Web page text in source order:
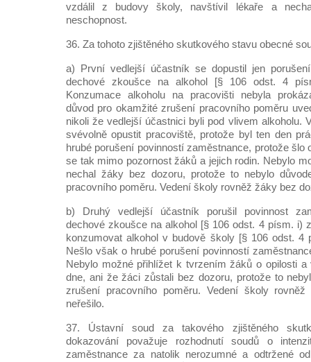
vzdálil z budovy školy, navštívil lékaře a
neschopnost.
36. Za tohoto zjištěného skutkového stavu obecné
a) První vedlejší účastník se dopustil jen
dechové zkoušce na alkohol [§ 106 odst. 4
Konzumace alkoholu na pracovišti nebyla
důvod pro okamžité zrušení pracovního poměru
nikoli že vedlejší účastnici byli pod vlivem alkoholu.
svévolně opustit pracoviště, protože byl ten den
hrubé porušení povinností zaměstnance, protože šlo
se tak mimo pozornost žáků a jejich rodin. Nebylo
nechal žáky bez dozoru, protože to nebylo
pracovního poměru. Vedení školy rovněž žáky bez
b) Druhý vedlejší účastník porušil povinnost
dechové zkoušce na alkohol [§ 106 odst. 4 písm. i)
konzumovat alkohol v budově školy [§ 106 odst. 4
Nešlo však o hrubé porušení povinností
Nebylo možné přihlížet k tvrzením žáků o opilosti a
dne, ani že žáci zůstali bez dozoru, protože to
zrušení pracovního poměru. Vedení školy
neřešilo.
37. Ústavní soud za takového zjištěného
dokazování považuje rozhodnutí soudů o
zaměstnance za natolik nerozumné a odtržené